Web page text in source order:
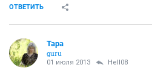
ОТВЕТИТЬ
Тара
guru
01 июля 2013 Hell08